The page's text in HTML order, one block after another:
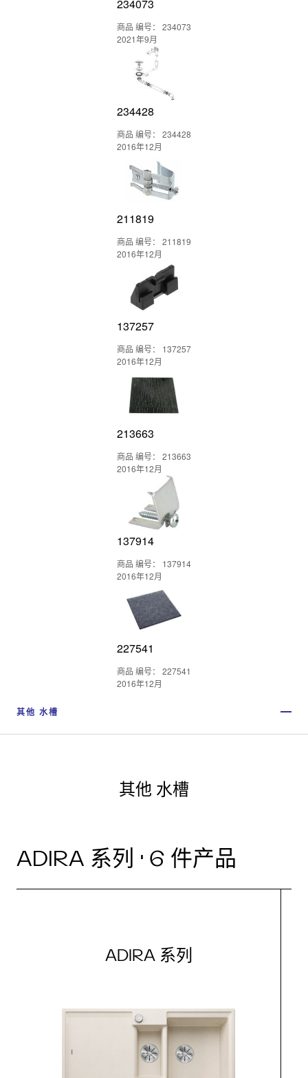
234073
商品 编号： 234073
2021年9月
234428
商品 编号： 234428
2016年12月
211819
商品 编号： 211819
2016年12月
137257
商品 编号： 137257
2016年12月
213663
商品 编号： 213663
2016年12月
137914
商品 编号： 137914
2016年12月
227541
商品 编号： 227541
2016年12月
其他 水槽
其他 水槽
ADIRA 系列 · 6 件产品
ADIRA 系列